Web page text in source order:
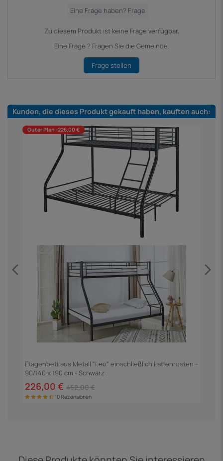
Zu diesem Produkt ist keine Frage verfügbar.
Eine Frage ? Fragen Sie die Gemeinde.
Frage stellen
Kunden, die dieses Produkt gekauft haben, kauften auch:
Guter Plan -226,00 €
Etagenbett aus Metall "Leo" einschließlich Lattenrosten -
90/140 x 190 cm - Schwarz
226,00 € 452,00 €
10 Rezensionen